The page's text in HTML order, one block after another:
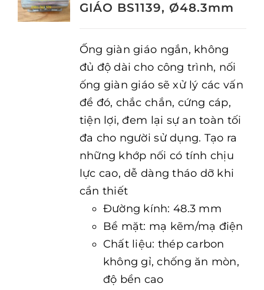
GIÁO BS1139, Ø48.3mm
Ống giàn giáo ngắn, không
đủ độ dài cho công trình, nối
ống giàn giáo sẽ xử lý các vấn
đề đó, chắc chắn, cứng cáp,
tiện lợi, đem lại sự an toàn tối
đa cho người sử dụng. Tạo ra
những khớp nối có tính chịu
lực cao, dễ dàng tháo dỡ khi
cần thiết
Đường kính: 48.3 mm
Bề mặt: mạ kẽm/mạ điện
Chất liệu: thép carbon
không gỉ, chống ăn mòn,
độ bền cao